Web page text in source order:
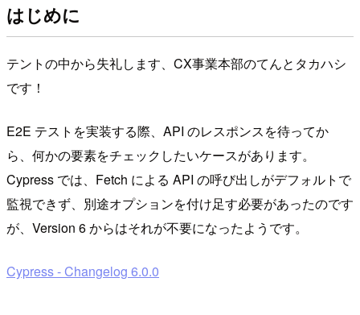
はじめに
テントの中から失礼します、CX事業本部のてんとタカハシ
です！
E2E テストを実装する際、API のレスポンスを待ってか
ら、何かの要素をチェックしたいケースがあります。
Cypress では、Fetch による API の呼び出しがデフォルトで
監視できず、別途オプションを付け足す必要があったのです
が、Version 6 からはそれが不要になったようです。
Cypress - Changelog 6.0.0